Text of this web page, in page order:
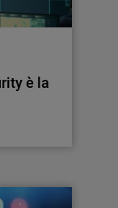
è la